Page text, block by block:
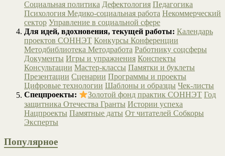
Социальная политика Дефектология Педагогика
Психология Медико-социальная работа Некоммерческий
сектор Управление в социальной сфере
Для идей, вдохновения, текущей работы: Календарь
проектов СОННЭТ Конкурсы Конференции
Методбиблиотека Методработа Работнику соцсферы
Документы Игры и упражнения Конспекты
Консультации Мастер-классы Памятки и буклеты
Презентации Сценарии Программы и проекты
Цифровые технологии Шаблоны и образцы Чек-листы
Спецпроекты:
Золотой фонд практик СОННЭТ Год
защитника Отечества Гранты Истории успеха
Нацпроекты Памятные даты От читателей Собкоры
Эксперты
Популярное